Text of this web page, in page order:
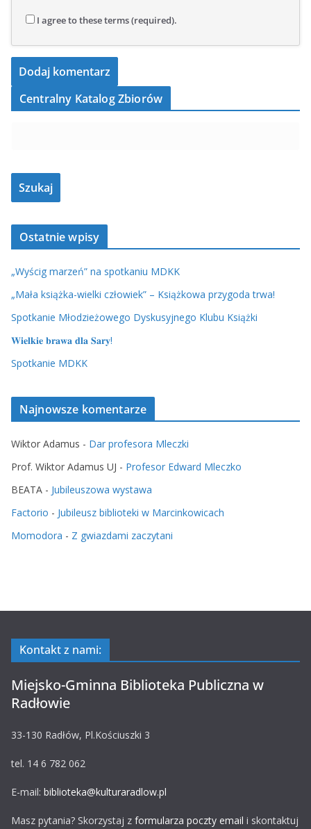
I agree to these terms (required).
Centralny Katalog Zbiorów
Ostatnie wpisy
„Wyścig marzeń” na spotkaniu MDKK
„Mała książka-wielki człowiek” – Książkowa przygoda trwa!
Spotkanie Młodzieżowego Dyskusyjnego Klubu Książki
𝐖𝐢𝐞𝐥𝐤𝐢𝐞 𝐛𝐫𝐚𝐰𝐚 𝐝𝐥𝐚 𝐒𝐚𝐫𝐲!
Spotkanie MDKK
Najnowsze komentarze
Wiktor Adamus - Dar profesora Mleczki
Prof. Wiktor Adamus UJ - Profesor Edward Mleczko
BEATA - Jubileuszowa wystawa
Factorio - Jubileusz biblioteki w Marcinkowicach
Momodora - Z gwiazdami zaczytani
Kontakt z nami:
Miejsko-Gminna Biblioteka Publiczna w
Radłowie
33-130 Radłów, Pl.Kościuszki 3
tel. 14 6 782 062
E-mail: biblioteka@kulturaradlow.pl
Masz pytania? Skorzystaj z formularza poczty email i skontaktuj